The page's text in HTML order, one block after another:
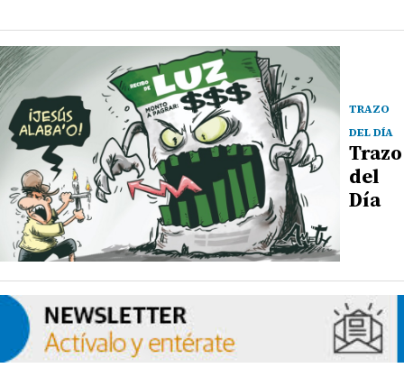
TRAZO
DEL DÍA
Trazo
del
Día